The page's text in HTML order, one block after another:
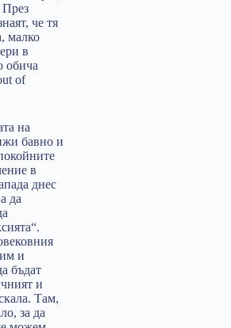
През
че тя
малко
в
обича
of
на
бавно и
в
днес
да
и
бъдат
и
Там,
за да